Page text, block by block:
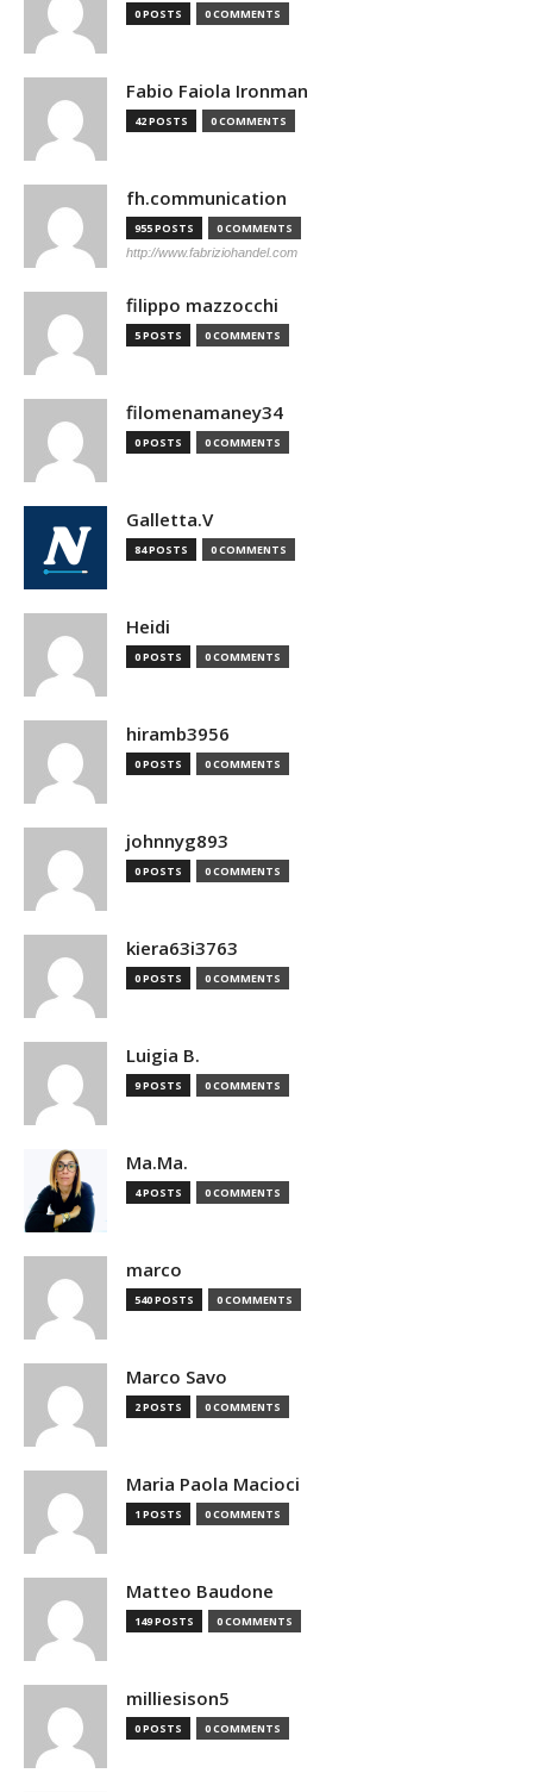
0 POSTS 0 COMMENTS
Fabio Faiola Ironman
42 POSTS 0 COMMENTS
fh.communication
955 POSTS 0 COMMENTS
http://www.fabriziohandel.com
filippo mazzocchi
5 POSTS 0 COMMENTS
filomenamaney34
0 POSTS 0 COMMENTS
Galletta.V
84 POSTS 0 COMMENTS
Heidi
0 POSTS 0 COMMENTS
hiramb3956
0 POSTS 0 COMMENTS
johnnyg893
0 POSTS 0 COMMENTS
kiera63i3763
0 POSTS 0 COMMENTS
Luigia B.
9 POSTS 0 COMMENTS
Ma.Ma.
4 POSTS 0 COMMENTS
marco
540 POSTS 0 COMMENTS
Marco Savo
2 POSTS 0 COMMENTS
Maria Paola Macioci
1 POSTS 0 COMMENTS
Matteo Baudone
149 POSTS 0 COMMENTS
milliesison5
0 POSTS 0 COMMENTS